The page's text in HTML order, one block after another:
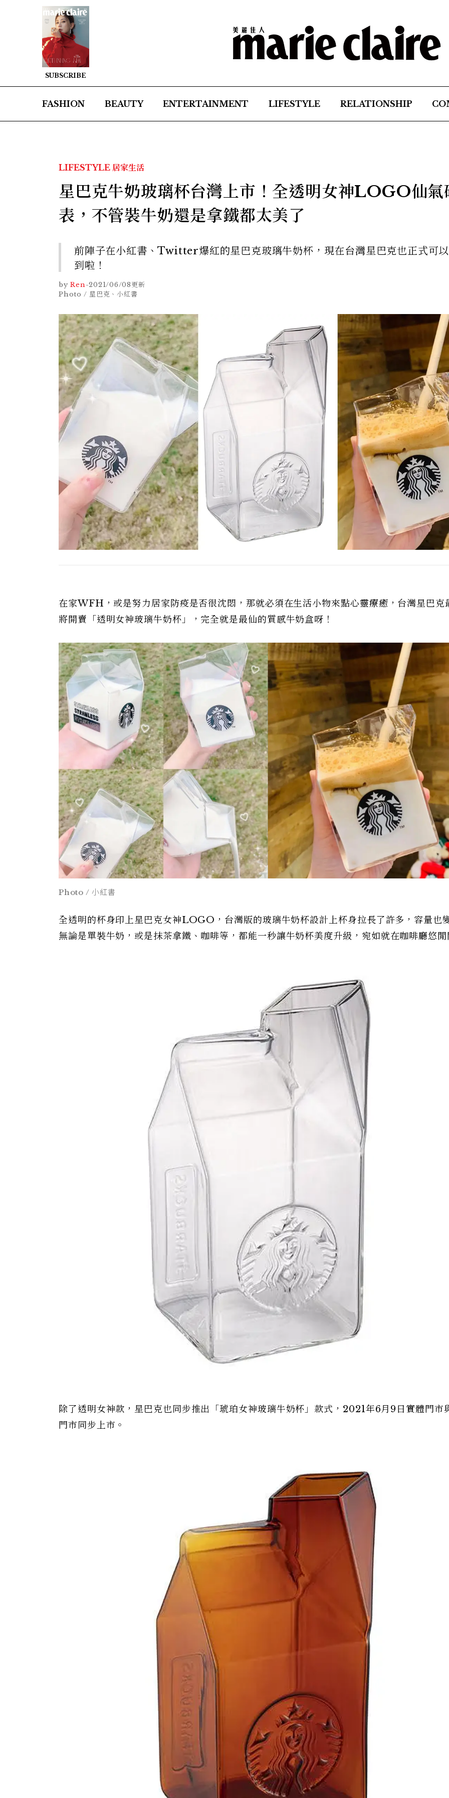
SUBSCRIBE
FASHION BEAUTY ENTERTAINMENT LIFESTYLE RELATIONSHIP
LIFESTYLE 居家生活
星巴克牛奶玻璃杯台灣上市！全透明女神LOGO仙氣
表，不管裝牛奶還是拿鐵都太美了
前陣子在小紅書、Twitter爆紅的星巴克玻璃牛奶杯，現在台灣星巴克也正式可
到啦！
by Ren-2021/06/08更新
Photo / 星巴克、小紅書
在家WFH，或是努力居家防疫是否很沈悶，那就必須在生活小物來點心靈療癒，台灣星巴克
將開賣「透明女神玻璃牛奶杯」，完全就是最仙的質感牛奶盒呀！
Photo / 小紅書
全透明的杯身印上星巴克女神LOGO，台灣版的玻璃牛奶杯設計上杯身拉長了許多，容量也
無論是單裝牛奶，或是抹茶拿鐵、咖啡等，都能一秒讓牛奶杯美度升級，宛如就在咖啡廳悠
除了透明女神款，星巴克也同步推出「琥珀女神玻璃牛奶杯」款式，2021年6月9日實體門市
門市同步上市。